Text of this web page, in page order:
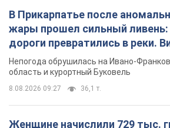
В Прикарпатье после
жары прошел сильный ливень:
дороги превратились в реки.
Непогода обрушилась на Ивано-
область и курортный Буковель
8.08.2026 09:27 36,1 т.
Женщине начислили 729 тыс.